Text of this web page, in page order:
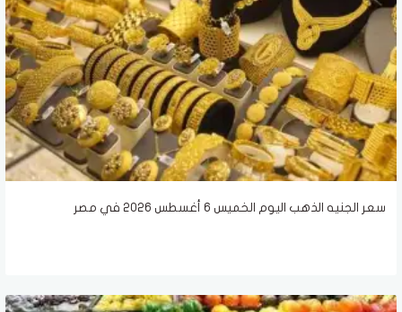
سعر الجنيه الذهب اليوم الخميس 6 أغسطس 2026 في مصر